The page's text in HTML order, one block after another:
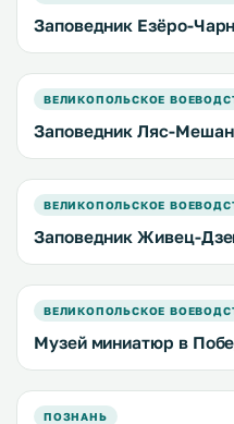
Заповедник Езёро-
ВЕЛИКОПОЛЬСКОЕ
Заповедник Ляс-
ВЕЛИКОПОЛЬСКОЕ
Заповедник Живец-
ВЕЛИКОПОЛЬСКОЕ
Музей миниатюр в
ПОЗНАНЬ